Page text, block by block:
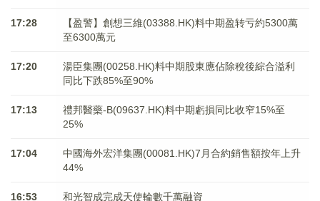
17:28
【盈警】創想三維(03388.HK)料中期盈转亏約5300萬
至6300萬元
17:20
湯臣集團(00258.HK)料中期股東應佔除稅後綜合溢利
同比下跌85%至90%
17:13
禮邦醫藥-B(09637.HK)料中期虧損同比收窄15%至
25%
17:04
中國海外宏洋集團(00081.HK)7月合約銷售額按年上升
44%
16:53 和光智成完成天使輪數千萬融資